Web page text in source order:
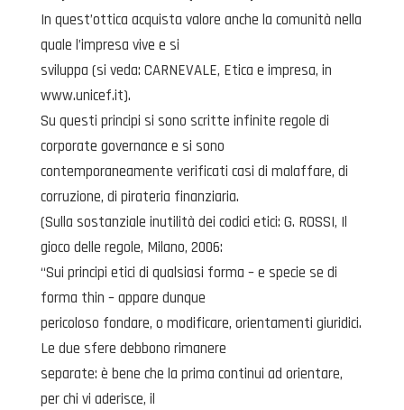
In quest’ottica acquista valore anche la comunità nella
quale l’impresa vive e si
sviluppa (si veda: CARNEVALE, Etica e impresa, in
www.unicef.it).
Su questi principi si sono scritte infinite regole di
corporate governance e si sono
contemporaneamente verificati casi di malaffare, di
corruzione, di pirateria finanziaria.
(Sulla sostanziale inutilità dei codici etici: G. ROSSI, Il
gioco delle regole, Milano, 2006:
“Sui principi etici di qualsiasi forma – e specie se di
forma thin – appare dunque
pericoloso fondare, o modificare, orientamenti giuridici.
Le due sfere debbono rimanere
separate: è bene che la prima continui ad orientare,
per chi vi aderisce, il